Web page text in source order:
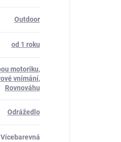
Outdoor
od 1 roku
motoriku,
vnímání,
Rovnováhu
Odrážedlo